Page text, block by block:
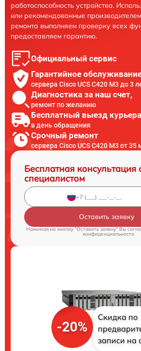
работоспособность устройства.
или рекомендованные
ремонта выполняем проверку всех
предоставляем гарантию.
Официальный сервис
Гарантийное
сервера Cisco UCS C420 M3 до 3
Диагностика за наш счет,
ремонт по желанию
Бесплатный выезд курьера
в день обращения
Срочный ремонт
сервера Cisco UCS C420 M3 от 35
Бесплатная консультация
специалистом
Оставить заявку
Нажимая на кнопку "Оставить заявку" Вы
конфиденциальности
-20%
Скидка по
записи на